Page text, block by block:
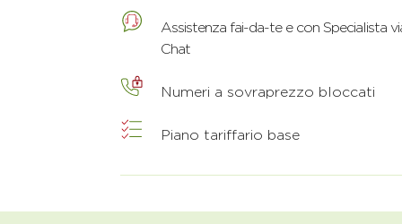
Assistenza fai-da-te e con Specialista
Chat
Numeri a sovraprezzo bloccati
Piano tariffario base